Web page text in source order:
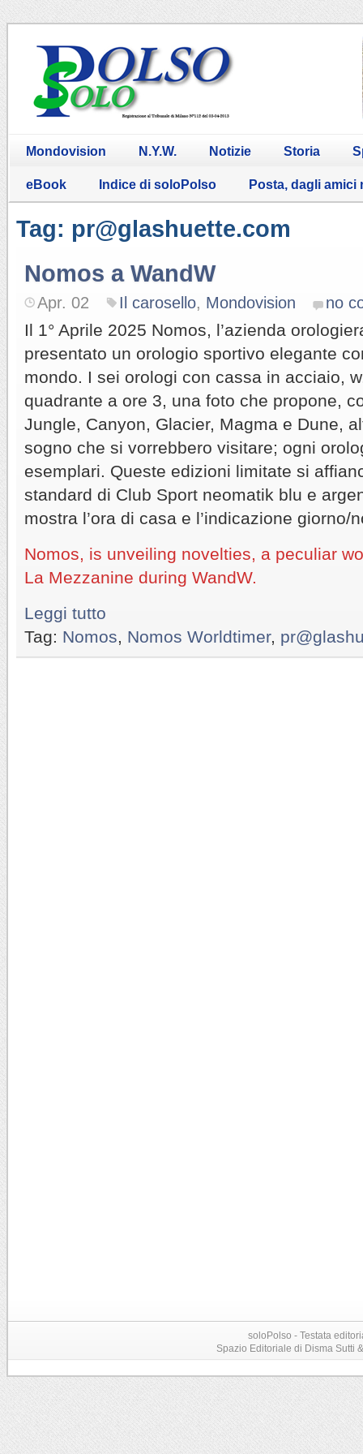
Mondovision N.Y.W. Notizie Storia
eBook Indice di soloPolso Posta, dagli amici
Tag: pr@glashuette.com
Nomos a WandW
Apr. 02 Il carosello, Mondovision no
Il 1° Aprile 2025 Nomos, l’azienda
presentato un orologio sportivo elegante
mondo. I sei orologi con cassa in acciaio,
quadrante a ore 3, una foto che propone,
Jungle, Canyon, Glacier, Magma e Dune,
sogno che si vorrebbero visitare; ogni
esemplari. Queste edizioni limitate si
standard di Club Sport neomatik blu e
mostra l’ora di casa e l’indicazione giorno/
Nomos, is unveiling novelties, a peculiar
La Mezzanine during WandW.
Leggi tutto
Tag: Nomos Nomos Worldtimer,
soloPolso - Testata
Spazio Editoriale di Disma Sutti